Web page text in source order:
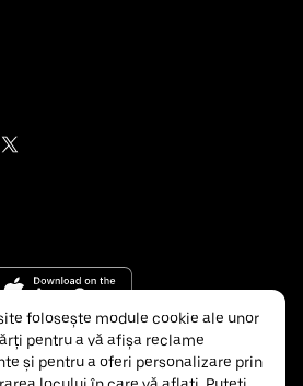
folosește module cookie ale unor
pentru a vă afișa reclame
și pentru a oferi personalizare prin